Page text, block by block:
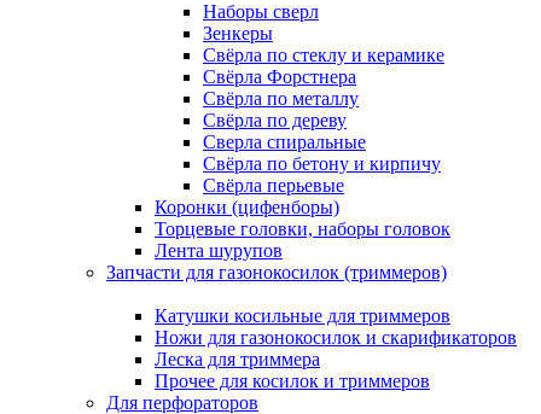
Наборы сверл
Зенкеры
Свёрла по стеклу и керамике
Свёрла Форстнера
Свёрла по металлу
Свёрла по дереву
Сверла спиральные
Свёрла по бетону и кирпичу
Свёрла перьевые
Коронки (цифенборы)
Торцевые головки, наборы головок
Лента шурупов
Запчасти для газонокосилок (триммеров)
Катушки косильные для триммеров
Ножи для газонокосилок и скарификаторов
Леска для триммера
Прочее для косилок и триммеров
Для перфораторов